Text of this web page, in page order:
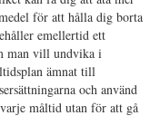
för att hålla dig borta
emellertid ett
man vill undvika i
ämnat till
och använd
måltid utan för att gå